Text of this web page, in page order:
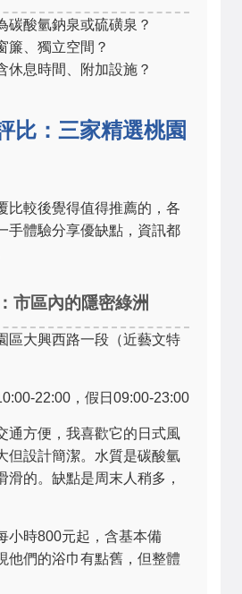
碳酸氫鈉泉或硫磺泉？
簾、獨立空間？
休息時間、附加設施？
比：三家精選桃園
比較後覺得值得推薦的，各
手體驗分享優缺點，資訊都
市區內的隱密綠洲
區大興西路一段（近藝文特
22:00，假日09:00-23:00
通方便，我喜歡它的日式風
但設計簡潔。水質是碳酸氫
滑的。缺點是周末人稍多，
小時800元起，含基本備
他們的浴巾有點舊，但整體